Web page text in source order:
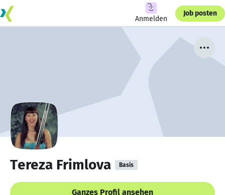
Anmelden
Job posten
Tereza Frimlova Basis
Ganzes Profil ansehen